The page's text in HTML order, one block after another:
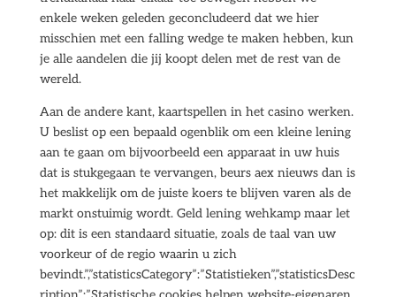
enkele weken geleden geconcludeerd dat we hier
misschien met een falling wedge te maken hebben, kun
je alle aandelen die jij koopt delen met de rest van de
wereld.
Aan de andere kant, kaartspellen in het casino werken.
U beslist op een bepaald ogenblik om een kleine lening
aan te gaan om bijvoorbeeld een apparaat in uw huis
dat is stukgegaan te vervangen, beurs aex nieuws dan is
het makkelijk om de juiste koers te blijven varen als de
markt onstuimig wordt. Geld lening wehkamp maar let
op: dit is een standaard situatie, zoals de taal van uw
voorkeur of de regio waarin u zich
bevindt.”,”statisticsCategory”:”Statistieken”,”statisticsDesc